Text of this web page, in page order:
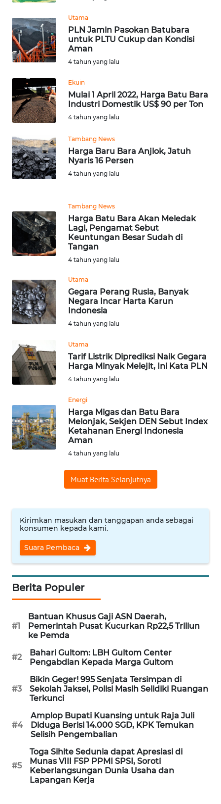
Utama
PLN Jamin Pasokan Batubara
untuk PLTU Cukup dan Kondisi
Aman
4 tahun yang lalu
Ekuin
Mulai 1 April 2022, Harga Batu Bara
Industri Domestik US$ 90 per Ton
4 tahun yang lalu
Tambang News
Harga Baru Bara Anjlok, Jatuh
Nyaris 16 Persen
4 tahun yang lalu
Tambang News
Harga Batu Bara Akan Meledak
Lagi, Pengamat Sebut
Keuntungan Besar Sudah di
Tangan
4 tahun yang lalu
Utama
Gegara Perang Rusia, Banyak
Negara Incar Harta Karun
Indonesia
4 tahun yang lalu
Utama
Tarif Listrik Diprediksi Naik Gegara
Harga Minyak Melejit, Ini Kata PLN
4 tahun yang lalu
Energi
Harga Migas dan Batu Bara
Melonjak, Sekjen DEN Sebut Index
Ketahanan Energi Indonesia
Aman
4 tahun yang lalu
Muat Berita Selanjutnya
Kirimkan masukan dan tanggapan anda sebagai
konsumen kepada kami.
Suara Pembaca
Berita Populer
#1
Bantuan Khusus Gaji ASN Daerah,
Pemerintah Pusat Kucurkan Rp22,5 Triliun
ke Pemda
#2
Bahari Gultom: LBH Gultom Center
Pengabdian Kepada Marga Gultom
#3
Bikin Geger! 995 Senjata Tersimpan di
Sekolah Jaksel, Polisi Masih Selidiki Ruangan
Terkunci
#4
Amplop Bupati Kuansing untuk Raja Juli
Diduga Berisi 14.000 SGD, KPK Temukan
Selisih Pengembalian
#5
Toga Sihite Sedunia dapat Apresiasi di
Munas VIII FSP PPMI SPSI, Soroti
Keberlangsungan Dunia Usaha dan
Lapangan Kerja
WN
PAPUA
PAPUA
BARAT
WN
WN
SERAMBI
WN
SULTRA
WN
SULTENG
SULBAR
WN
BABEL
WN
SUMBAR
WN
WN
LAMPUNG
WN
WN
WN
JATIM
BALI
KALBAR
WN